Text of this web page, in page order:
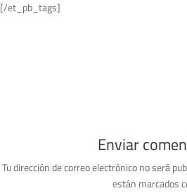
[/et_pb_tags]
Enviar
Tu dirección de correo electrónico no será
están marcados